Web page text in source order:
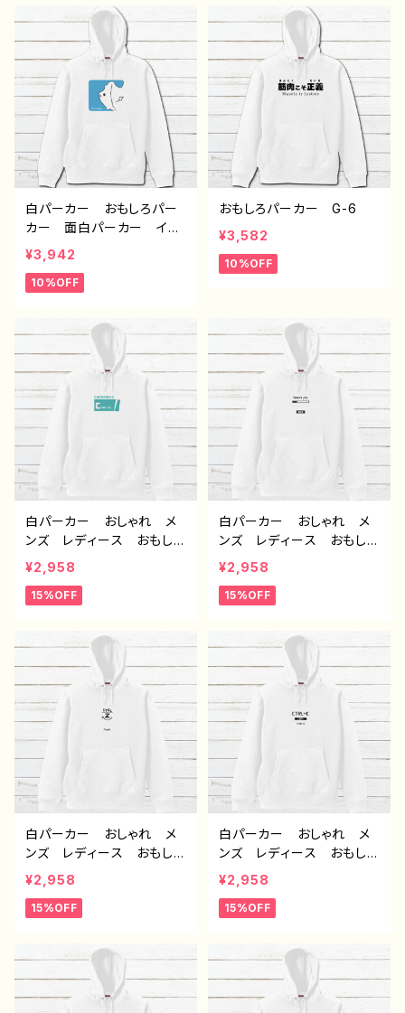
師 オリジナル デザイ
ン グッズ 片面印刷 タ
イトル：【月蝕ざっか店】レテ
ィーツィア（紅） 作：白夜ゆ
う G-6
ーター クリエイター 絵
師 オリジナル デザイ
ン グッズ 片面印刷 タ
イトル：【月蝕ざっか店／Dai
liMoon】名状しがたいなに
か 作：白夜ゆう G-6
白パーカー おもしろパー
カー 面白パーカー イラ
スト ゆるかわ 動物 可
愛い 魚 モンスター ク
リーチャー シンプル 個
ラストレーター クリエイタ
ー 絵師 オリジナル デ
ザイン グッズ 片面印
刷 タイトル：【月蝕ざっか
店／DailyMoon】ゆるいお
¥3,942
10%OFF
おもしろパーカー G-6
¥3,582
10%OFF
白パーカー おしゃれ メ
ンズ レディース おもしろ
パーカー おすすめ 個性
的 面白い ユニーク 人
気 イラストレーター 絵
ナル デザイン グッズ
片面印刷 ノンブランド タ
イトル：デザインパーカー
№660 J1-9
¥2,958
15%OFF
白パーカー おしゃれ メ
ンズ レディース おもしろ
パーカー おすすめ 個性
的 面白い ユニーク 人
気 イラストレーター 絵
ナル デザイン グッズ
片面印刷 ノンブランド タ
イトル：デザインパーカー
№659 J1-9
¥2,958
15%OFF
白パーカー おしゃれ メ
ンズ レディース おもしろ
パーカー おすすめ 個性
的 面白い ユニーク 人
気 イラストレーター 絵
ナル デザイン グッズ
片面印刷 タイトル：デザイ
ンパーカー №658 J1-9
¥2,958
15%OFF
白パーカー おしゃれ メ
ンズ レディース おもしろ
パーカー おすすめ 個性
的 面白い ユニーク 人
気 イラストレーター 絵
ナル デザイン グッズ
片面印刷 タイトル：デザイ
ンパーカー №657 J1-9
¥2,958
15%OFF